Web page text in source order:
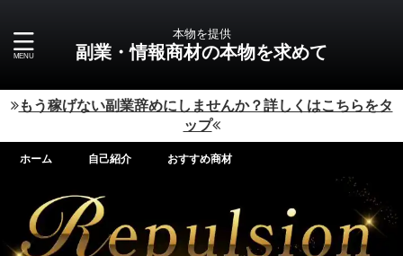
本物を提供
副業・情報商材の本物を求めて
もう稼げない副業辞めにしませんか？詳しくはこちらをタ
ップ
ホーム 自己紹介 おすすめ商材